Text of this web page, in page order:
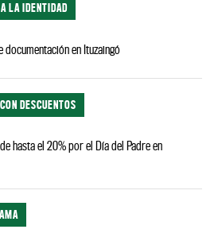
LA IDENTIDAD
documentación en Ituzaingó
DESCUENTOS
hasta el 20% por el Día del Padre en